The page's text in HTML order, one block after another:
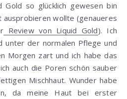
Gold so glücklich gewesen bin
ausprobieren wollte (genaueres
Review von Liquid Gold). Ich
unter der normalen Pflege und
Morgen zart und ich habe das
auch die Poren schön sauber
Mischhaut. Wunder habe
da meine Haut bei erster